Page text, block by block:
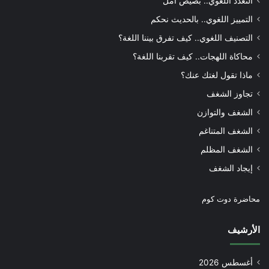
التمييز اللغوي.. بالحديث نحكم
التصنيف اللغوي.. كيف تفرق بيننا اللغة؟
محاكاة اللهجات.. كيف تقربنا اللغة؟
ماذا تقول لغتك عنك؟
تجاوز الشغف
الشغف والتوازن
الشغف المتناغم
الشغف المظلم
إيجاد الشغف
محاضرة دوت كوم
الأرشيف
أغسطس 2026